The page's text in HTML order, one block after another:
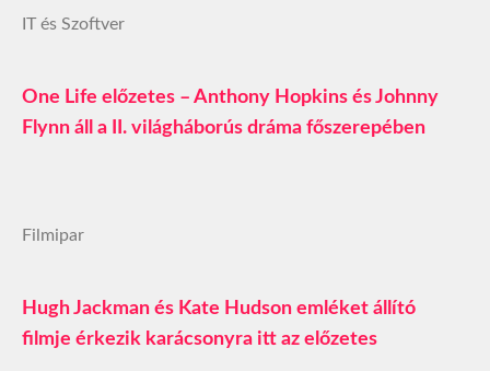
IT és Szoftver
One Life előzetes – Anthony Hopkins és Johnny
Flynn áll a II. világháborús dráma főszerepében
Filmipar
Hugh Jackman és Kate Hudson emléket állító
filmje érkezik karácsonyra itt az előzetes